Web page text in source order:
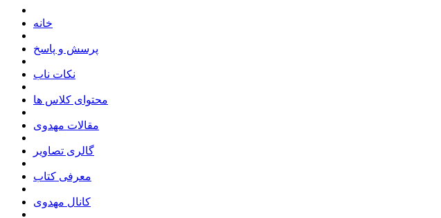
خانه
پرسش و پاسخ
نکات ناب
محتوای کلاس ها
مقالات مهدوی
گالری تصاویر
معرفی کتاب
کانال مهدوی